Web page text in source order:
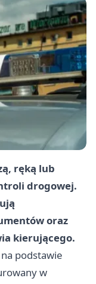
ręką lub
drogowej.
oraz
kierującego.
podstawie
w